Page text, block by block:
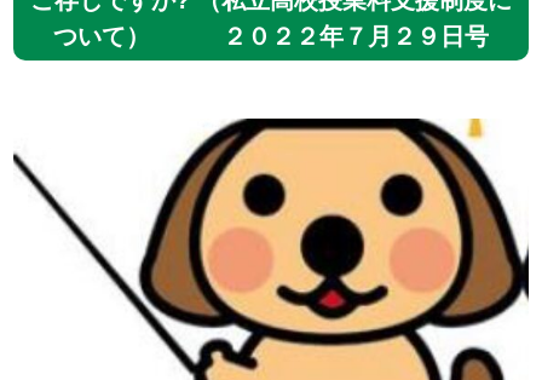
ついて） ２０２２年７月２９日号